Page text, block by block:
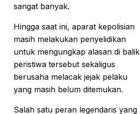
sangat banyak.
Hingga saat ini, aparat kepolisian
masih melakukan penyelidikan
untuk mengungkap alasan di balik
peristiwa tersebut sekaligus
berusaha melacak jejak pelaku
yang masih belum ditemukan.
Salah satu peran legendaris yang